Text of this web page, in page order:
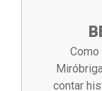
Como
contar